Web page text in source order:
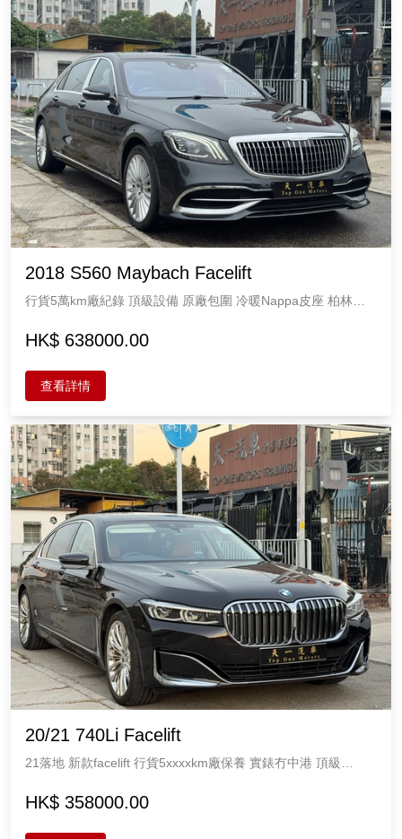
2018 S560 Maybach Facelift
行貨5萬km廠紀錄 頂級設備 原廠包圍 冷暖Nappa皮座 柏林音
漆 M benz 3982cc 5座
HK$ 638000.00
查看詳情
20/21 740Li Facelift
21落地 新款facelift 行貨5xxxxkm廠保養 實錶冇中港 頂級
極新 Bmw 3000cc 5座
HK$ 358000.00